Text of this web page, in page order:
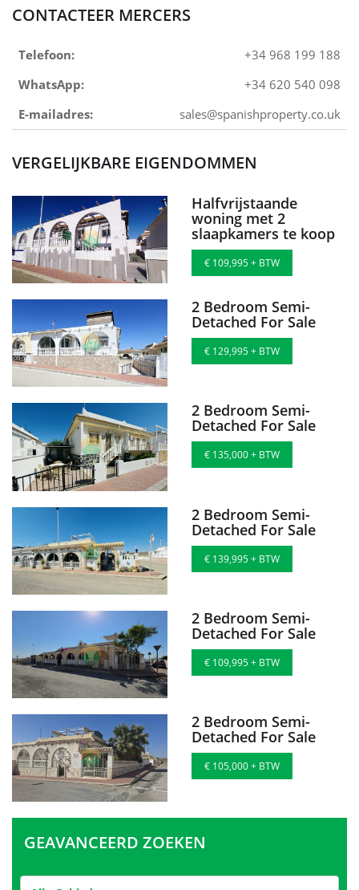
CONTACTEER MERCERS
Telefoon:
+34 968 199 188
WhatsApp:
+34 620 540 098
E-mailadres:
sales@spanishproperty.co.uk
VERGELIJKBARE EIGENDOMMEN
Halfvrijstaande
woning met 2
slaapkamers te koop
€ 109,995 + BTW
2 Bedroom Semi-
Detached For Sale
€ 129,995 + BTW
2 Bedroom Semi-
Detached For Sale
€ 135,000 + BTW
2 Bedroom Semi-
Detached For Sale
€ 139,995 + BTW
2 Bedroom Semi-
Detached For Sale
€ 109,995 + BTW
2 Bedroom Semi-
Detached For Sale
€ 105,000 + BTW
GEAVANCEERD ZOEKEN